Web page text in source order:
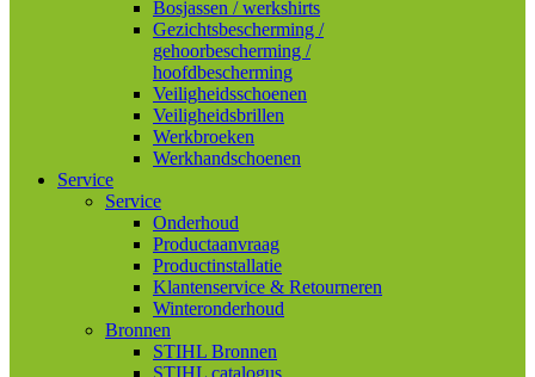
Bosjassen / werkshirts
Gezichtsbescherming /
gehoorbescherming /
hoofdbescherming
Veiligheidsschoenen
Veiligheidsbrillen
Werkbroeken
Werkhandschoenen
Service
Service
Onderhoud
Productaanvraag
Productinstallatie
Klantenservice & Retourneren
Winteronderhoud
Bronnen
STIHL Bronnen
STIHL catalogus